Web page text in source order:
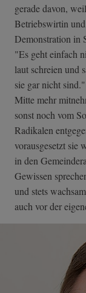
gerade davon,
Betriebswirtin
Demonstration in
"Es geht einfach
laut schreien und
sie gar nicht
Mitte mehr
sonst noch vom
Radikalen
vorausgesetzt sie
in den
Gewissen
und stets
auch vor der